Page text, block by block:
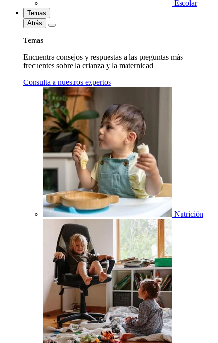
Escolar
Temas
Atrás
Temas
Encuentra consejos y respuestas a las preguntas más
frecuentes sobre la crianza y la maternidad
Consulta a nuestros expertos
Nutrición